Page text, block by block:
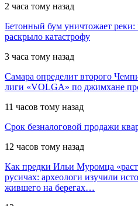
2 часа тому назад
Бетонный бум уничтожает реки:
раскрыло катастрофу
3 часа тому назад
Самара определит второго
лиги «VOLGA» по джимхане
11 часов тому назад
Срок безналоговой продажи
12 часов тому назад
Как предки Ильи Муромца
русичах: археологи изучили
жившего на берегах…